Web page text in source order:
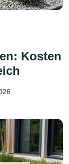
Kosten